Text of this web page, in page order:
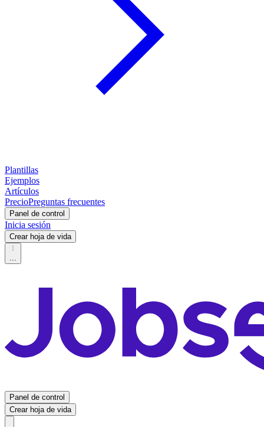
Plantillas
Ejemplos
Artículos
PrecioPreguntas frecuentes
Panel de control
Inicia sesión
Crear hoja de vida
...
Panel de control
Crear hoja de vida